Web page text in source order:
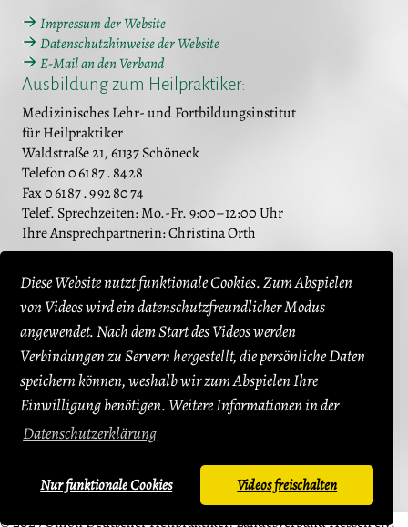
Diese Website nutzt funktionale Cookies. Zum Abspielen
von Videos wird ein datenschutzfreundlicher Modus
angewendet. Nach dem Start des Videos werden
Verbindungen zu Servern hergestellt, die persönliche Daten
speichern können, weshalb wir zum Abspielen Ihre
Einwilligung benötigen. Weitere Informationen in der
Datenschutzerklärung
Nur funktionale Cookies Videos freischalten
Impressum der Website
Datenschutzhinweise der Website
E-Mail an den Verband
Ausbildung zum Heilpraktiker:
Medizinisches Lehr- und Fortbildungsinstitut
für Heilpraktiker
Waldstraße 21, 61137 Schöneck
Telefon 0 61 87 . 84 28
Fax 0 61 87 . 9 92 80 74
Telef. Sprechzeiten: Mo.-Fr. 9:00–12:00 Uhr
Ihre Ansprechpartnerin: Christina Orth
E-Mail an das Medizinische Lehr- und Fortbildungsinstitut für
Heilpraktiker
Prüfungsvorbereitung Heilpraktiker für
Psychotherapie:
Heilpraktiker-Institut für Psychotherapie Rothwiesenring 10,
64546 Mörfelden-Walldorf Telefon 0171 . 86 570 15
Ihr Ansprechpartner: Dr. phil. Thomas Lindner
Website des Heilpraktiker-Instituts
E-Mail an das Heilpraktiker-Institut
© 2025 Union Deutscher Heilpraktiker, Landesverband Hessen e.V.